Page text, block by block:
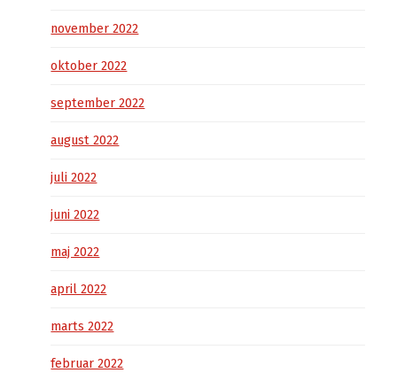
november 2022
oktober 2022
september 2022
august 2022
juli 2022
juni 2022
maj 2022
april 2022
marts 2022
februar 2022